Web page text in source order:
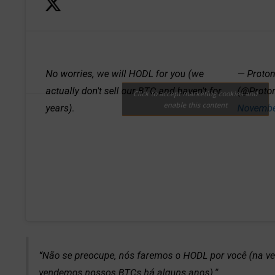
No worries, we will HODL for you (we
actually don't sell our BTC and haven't for
years).
—
Click to accept marketing cookies and
enable this content
“Não se preocupe, nós faremos o HODL por você (na
vendemos nossos BTCs há alguns anos).”